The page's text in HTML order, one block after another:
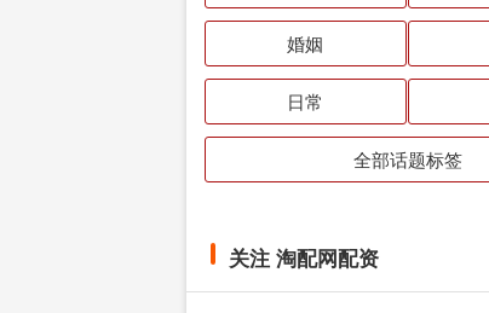
婚姻
日常
全部话题标签
关注 淘配网配资